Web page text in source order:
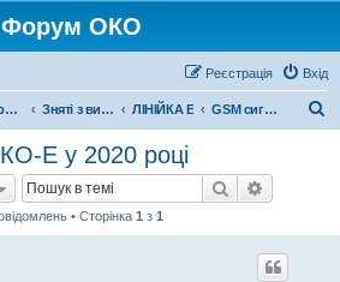
Форум ОКО
Вхід
Реєстрація
Список форумів Зняті з виробництва ЛІНІЙКА E GSM сигналізація OKO-ECONOM
Е у 2020 році
Пошук
• Сторінка 1 з 1